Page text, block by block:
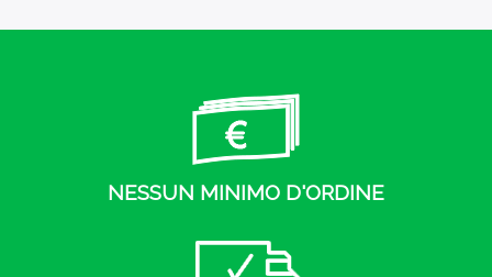
NESSUN MINIMO D'ORDINE